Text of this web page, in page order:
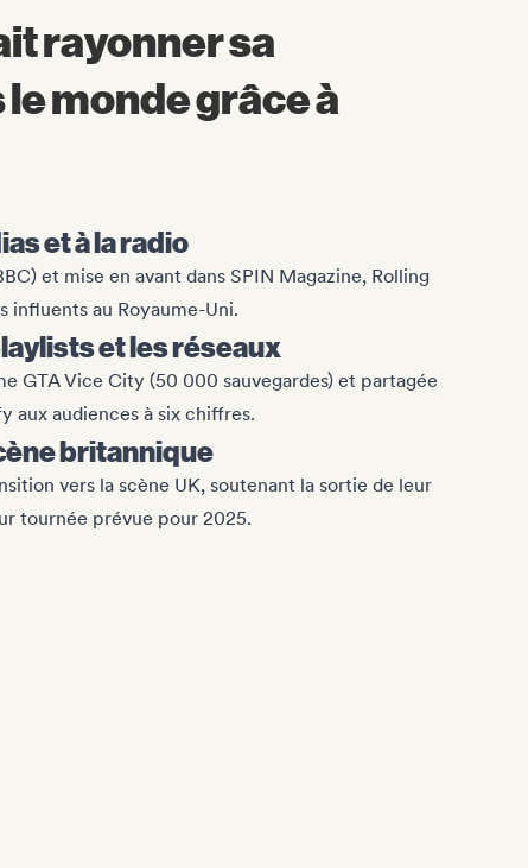
rayonner sa
monde grâce à
et à la radio
et mise en avant dans SPIN Magazine, Rolling
influents au Royaume-Uni.
et les réseaux
GTA Vice City (50 000 sauvegardes) et partagée
aux audiences à six chiffres.
britannique
vers la scène UK, soutenant la sortie de leur
tournée prévue pour 2025.